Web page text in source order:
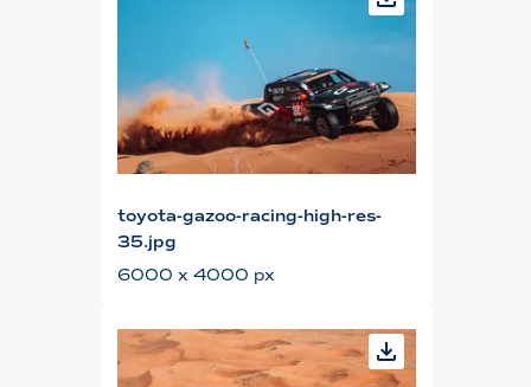
toyota-gazoo-racing-high-res-
35.jpg
6000 x 4000 px